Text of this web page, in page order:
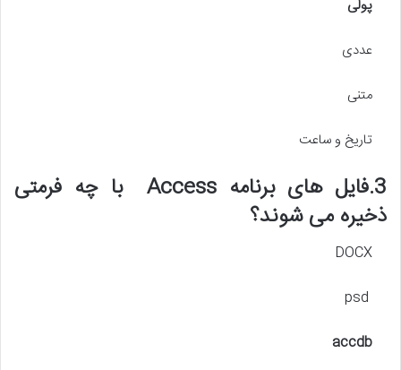
پولی
عددی
متنی
تاریخ و ساعت
3.فایل های برنامه Access با چه فرمتی
ذخیره می شوند؟
accdb